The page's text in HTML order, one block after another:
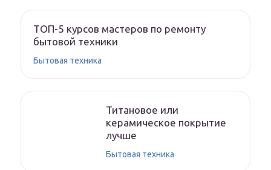
ТОП-5 курсов мастеров по ремонту
бытовой техники
Бытовая техника
Титановое или
керамическое покрытие
лучше
Бытовая техника